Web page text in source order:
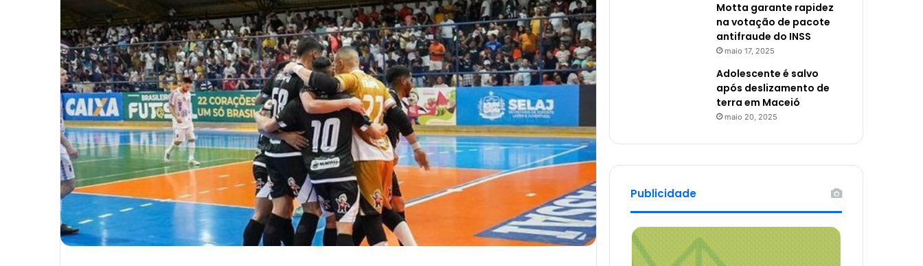
Motta garante rapidez
na votação de pacote
antifraude do INSS
maio 17, 2025
Adolescente é salvo
após deslizamento de
terra em Maceió
maio 20, 2025
Publicidade